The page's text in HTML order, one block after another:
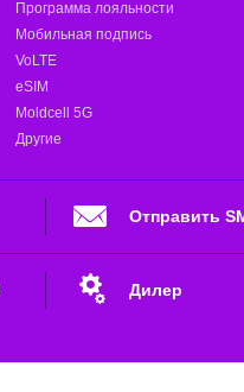
Программа лояльности
Мобильная подпись
VoLTE
eSIM
Moldcell 5G
Другие
Отправить
Дилер